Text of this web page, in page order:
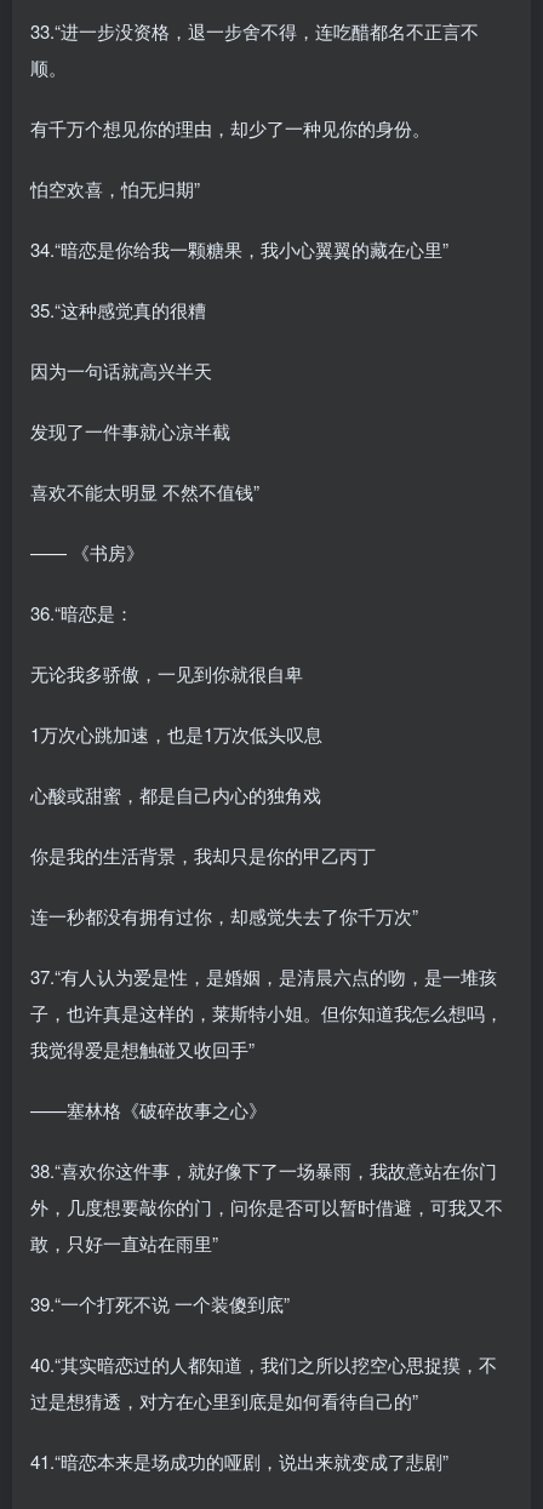
33.“进一步没资格，退一步舍不得，连吃醋都名不正言不
顺。
有千万个想见你的理由，却少了一种见你的身份。
怕空欢喜，怕无归期”
34.“暗恋是你给我一颗糖果，我小心翼翼的藏在心里”
35.“这种感觉真的很糟
因为一句话就高兴半天
发现了一件事就心凉半截
喜欢不能太明显 不然不值钱”
—— 《书房》
36.“暗恋是：
无论我多骄傲，一见到你就很自卑
1万次心跳加速，也是1万次低头叹息
心酸或甜蜜，都是自己内心的独角戏
你是我的生活背景，我却只是你的甲乙丙丁
连一秒都没有拥有过你，却感觉失去了你千万次”
37.“有人认为爱是性，是婚姻，是清晨六点的吻，是一堆孩
子，也许真是这样的，莱斯特小姐。但你知道我怎么想吗，
我觉得爱是想触碰又收回手”
——塞林格《破碎故事之心》
38.“喜欢你这件事，就好像下了一场暴雨，我故意站在你门
外，几度想要敲你的门，问你是否可以暂时借避，可我又不
敢，只好一直站在雨里”
39.“一个打死不说 一个装傻到底”
40.“其实暗恋过的人都知道，我们之所以挖空心思捉摸，不
过是想猜透，对方在心里到底是如何看待自己的”
41.“暗恋本来是场成功的哑剧，说出来就变成了悲剧”